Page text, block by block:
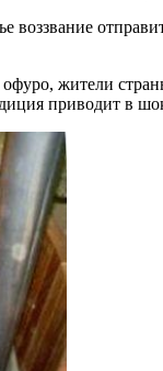
жители
приводит в